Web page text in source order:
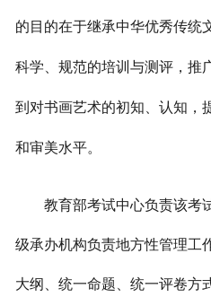
的目的在于继承中华优秀传统
科学、规范的培训与测评，推
到对书画艺术的初知、认知，
和审美水平。
教育部考试中心负责该考
级承办机构负责地方性管理工
大纲、统一命题、统一评卷方